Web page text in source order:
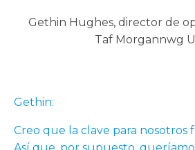
Gethin Hughes, director de
Taf Morgannwg
Gethin:
Creo que la clave para nosotros